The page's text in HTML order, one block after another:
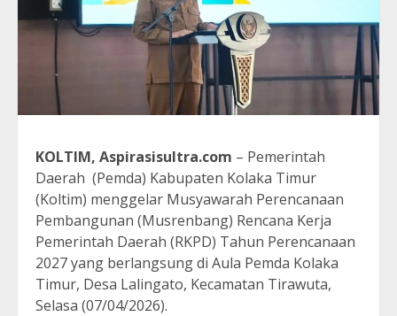
KOLTIM, Aspirasisultra.com – Pemerintah
Daerah (Pemda) Kabupaten Kolaka Timur
(Koltim) menggelar Musyawarah Perencanaan
Pembangunan (Musrenbang) Rencana Kerja
Pemerintah Daerah (RKPD) Tahun Perencanaan
2027 yang berlangsung di Aula Pemda Kolaka
Timur, Desa Lalingato, Kecamatan Tirawuta,
Selasa (07/04/2026).